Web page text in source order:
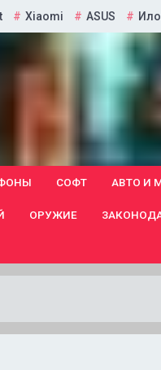
Xiaomi ASUS
СОФТ АВТО И
ОРУЖИЕ